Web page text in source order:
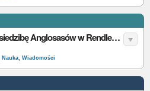
Odkryto królewską siedzibę Anglosasów w Rendlesham
Nauka, Wiadomości